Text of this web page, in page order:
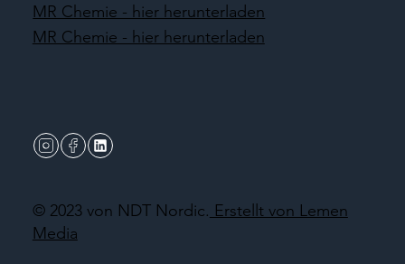
© 2023 von NDT Nordic. Erstellt von Lemen
Media
MR Chemie - hier herunterladen
MR Chemie - hier herunterladen